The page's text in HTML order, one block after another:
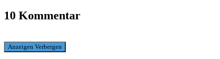
10 Kommentar
Anzeigen Verbergen